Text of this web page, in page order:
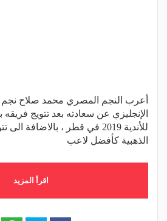
أعرب النجم المصري محمد صلاح نجم
الإنجليزي عن سعادته بعد تتويج
للأندية 2019 في قطر ، بالاضافة
الذهبية كأفضل لاعب
اقرأ المزيد